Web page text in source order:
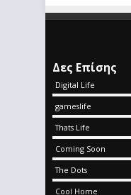
Δες Επίσης
Digital Life
gameslife
Thats Life
Coming Soon
The Dots
Cool Home